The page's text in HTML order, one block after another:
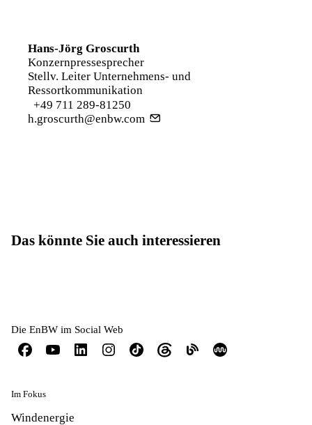
Hans-Jörg Groscurth
Konzernpressesprecher
Stellv. Leiter Unternehmens- und
Ressortkommunikation
+49 711 289-81250
h.groscurth@enbw.com
Das könnte Sie auch interessieren
Die EnBW im Social Web
Im Fokus
Windenergie